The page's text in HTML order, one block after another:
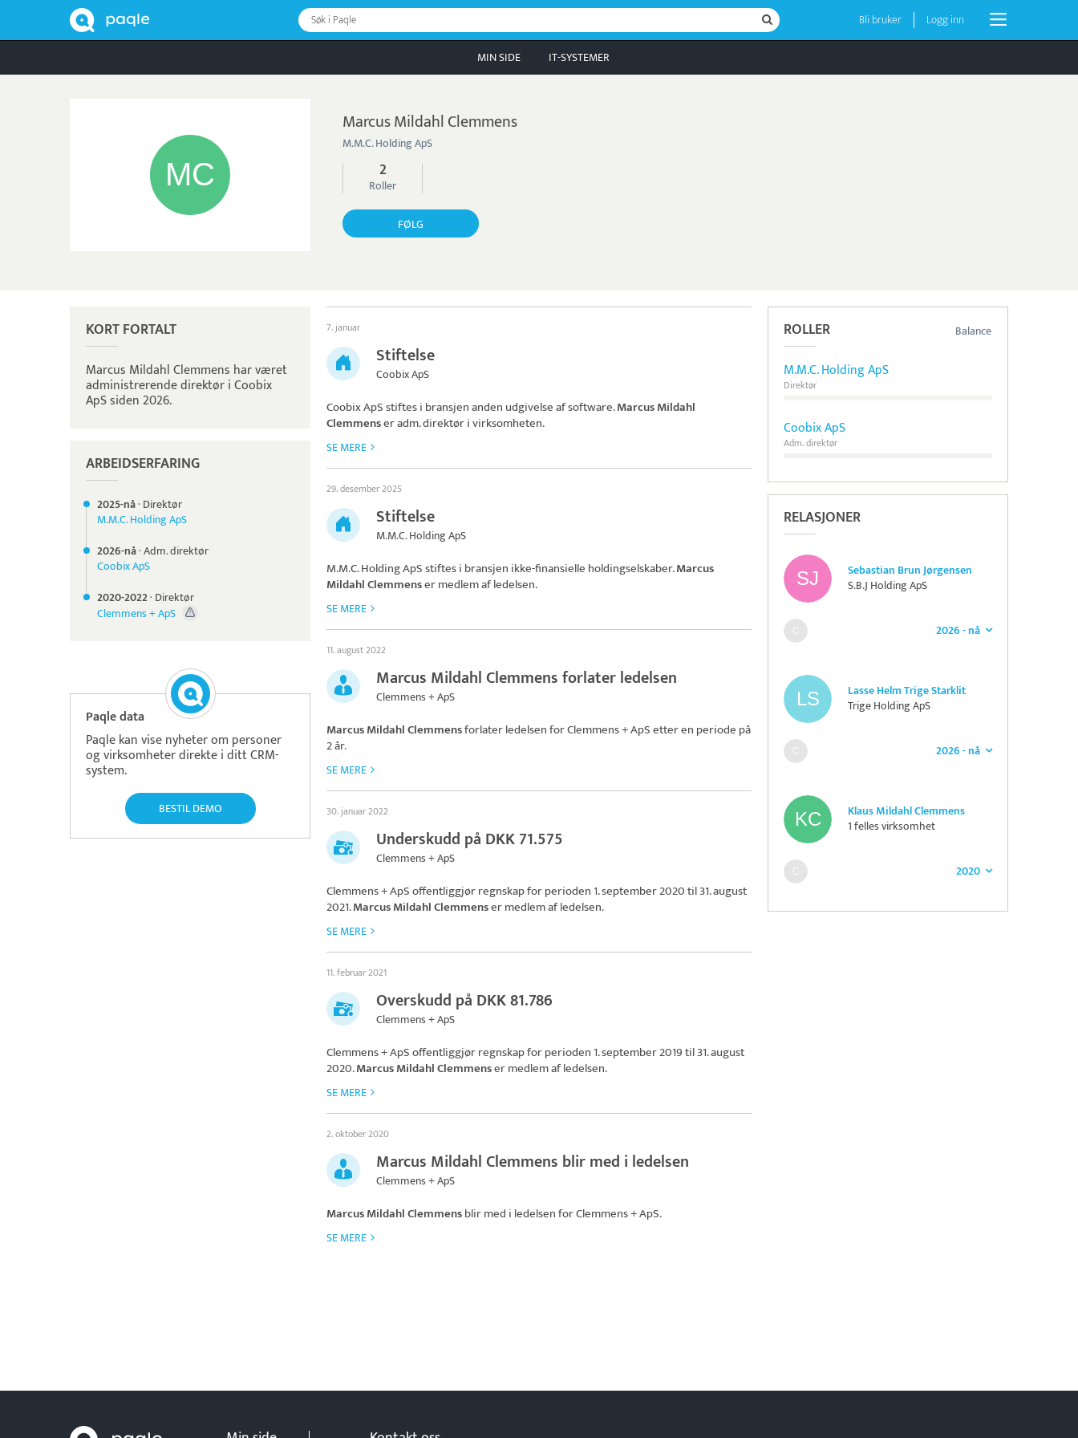
Bli bruker Logg inn
Søk i Paqle
MIN SIDE IT-SYSTEMER
Marcus Mildahl Clemmens
M.M.C. Holding ApS
2
Roller
FØLG
Balance
ROLLER
M.M.C. Holding ApS
Direktør
Coobix ApS
Adm. direktør
RELASJONER
Sebastian Brun Jørgensen
S.B.J Holding ApS
2026 - nå
Lasse Helm Trige Starklit
Trige Holding ApS
2026 - nå
Klaus Mildahl Clemmens
1 felles virksomhet
2020
KORT FORTALT
Marcus Mildahl Clemmens har været
administrerende direktør i Coobix
ApS siden 2026.
ARBEIDSERFARING
2025-nå· Direktør
M.M.C. Holding ApS
2026-nå·Adm. direktør
Coobix ApS
2020-2022· Direktør
Clemmens + ApS
Paqle data
Paqle kan vise nyheter om personer
og virksomheter direkte i ditt CRM-
system.
BESTIL DEMO
7. januar
Stiftelse
Coobix ApS
Coobix ApSstiftes i bransjen anden udgivelse af software.Marcus Mildahl
Clemmenser adm. direktør i virksomheten.
SE MERE
29. desember 2025
Stiftelse
M.M.C. Holding ApS
M.M.C. Holding ApSstiftes i bransjen ikke-finansielle holdingselskaber.Marcus
Mildahl Clemmenser medlem af ledelsen.
SE MERE
11. august 2022
Marcus Mildahl Clemmens forlater ledelsen
Clemmens + ApS
Marcus Mildahl Clemmensforlater ledelsen forClemmens + ApSetter en periode på
2 år.
SE MERE
30. januar 2022
Underskudd på DKK 71.575
Clemmens + ApS
Clemmens + ApSoffentliggjør regnskap for perioden 1. september 2020 til 31. august
2021.Marcus Mildahl Clemmenser medlem af ledelsen.
SE MERE
11. februar 2021
Overskudd på DKK 81.786
Clemmens + ApS
Clemmens + ApSoffentliggjør regnskap for perioden 1. september 2019 til 31. august
2020.Marcus Mildahl Clemmenser medlem af ledelsen.
SE MERE
2. oktober 2020
Marcus Mildahl Clemmens blir med i ledelsen
Clemmens + ApS
Marcus Mildahl Clemmensblir med i ledelsen forClemmens + ApS.
SE MERE